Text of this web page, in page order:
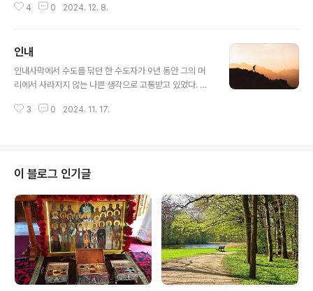
보니 누추한 것은 물론 음식을 만든 흔적조차 찾을 수 없었
냐하면 이곳 사막에는 먹을 것이 없는 것을 알고 있었기 때
문이었다. 하지만 성인이 계속 먹고 싶은 것을 물어보자 수
도자는 밀가루 죽을 먹고 싶다고 말하였다. 사막에서 밀가
형제 수도자를 위해 무려 80킬로나 떨어진 알렉산드리아
4 0 2024. 12. 8.
인내
인내사막에서 수도를 닦던 한 수도자가 9년 동안 그의 머
리에서 사라지지 않는 나쁜 생각으로 고통받고 있었다. 그
을 것이라고 슬퍼하곤 하였다. 하지만 그는 최선을 다해 자
고 그는 '내가 이제 이곳 사막에서 더 이상 있을 필요가 없
구나. 세상으로 돌아가자.' 하고는 길을 떠났다.그가 무거운
마음으로 세상을 향해 걸어갈 때 뒤에서 한 소리가 들려왔
다. "불쌍한 자여! 네가 9년 동안 인내로써 짜왔던 썩지 않
는 승리의 월계관을 수포로 만드는구나. 어서 네가 수도 생
활을 했던 곳으로 돌아가..
3 0 2024. 11. 17.
이 블로그 인기글